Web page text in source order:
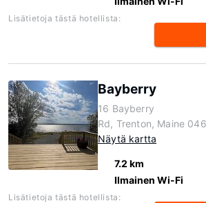
Lisätietoja tästä hotellista:
Bayberry
16 Bayberry
Rd, Trenton, Maine
Näytä kartta
7.2 km
Ilmainen Wi-Fi
Lisätietoja tästä hotellista: